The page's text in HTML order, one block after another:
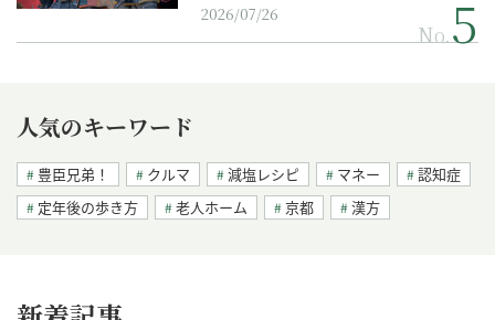
2026/07/26
No.
人気のキーワード
豊臣兄弟！ クルマ 減塩レシピ マネー
認知症
定年後の歩き方
老人ホーム 京都 漢方